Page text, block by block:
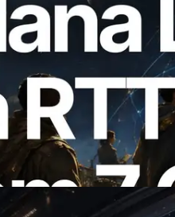
Leader Slot API
vực toàn cầu —
API cũng chính